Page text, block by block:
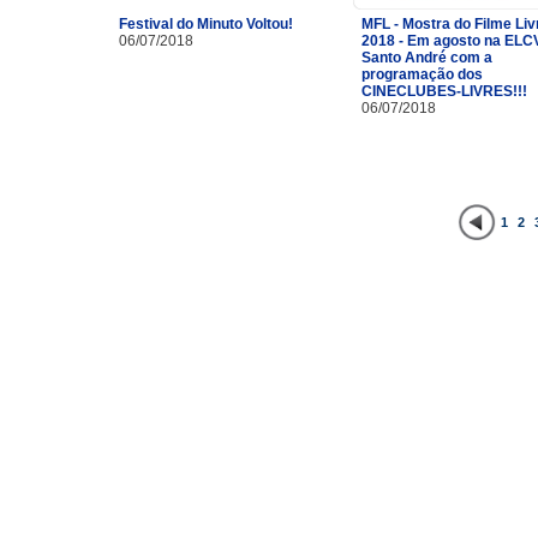
Festival do Minuto Voltou!
06/07/2018
MFL - Mostra do Filme
2018 - Em agosto na
Santo André com a
programação dos
CINECLUBES-LIVRES!!!
06/07/2018
1 2